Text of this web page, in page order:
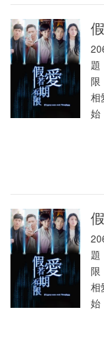
題
限
相
始
題
限
相
始